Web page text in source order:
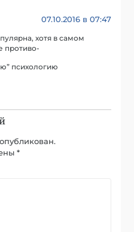
07.10.2016 в 07:47
хотя в самом
противо-
психологию
*